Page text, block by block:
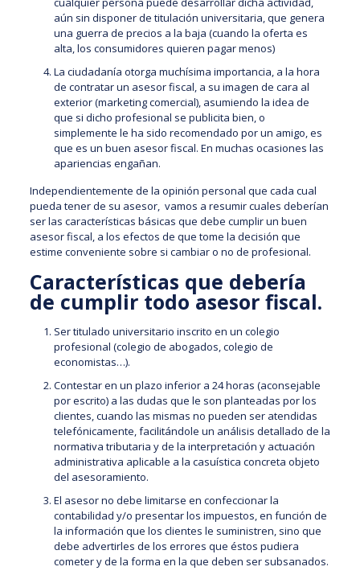
aún sin disponer de titulación universitaria, que genera
una guerra de precios a la baja (cuando la oferta es
alta, los consumidores quieren pagar menos)
La ciudadanía otorga muchísima importancia, a la hora
de contratar un asesor fiscal, a su imagen de cara al
exterior (marketing comercial), asumiendo la idea de
que si dicho profesional se publicita bien, o
simplemente le ha sido recomendado por un amigo, es
que es un buen asesor fiscal. En muchas ocasiones las
apariencias engañan.
Independientemente de la opinión personal que cada cual
pueda tener de su asesor, vamos a resumir cuales deberían
ser las características básicas que debe cumplir un buen
asesor fiscal, a los efectos de que tome la decisión que
estime conveniente sobre si cambiar o no de profesional.
Características que debería
de cumplir todo asesor fiscal.
Ser titulado universitario inscrito en un colegio
profesional (colegio de abogados, colegio de
economistas…).
Contestar en un plazo inferior a 24 horas (aconsejable
por escrito) a las dudas que le son planteadas por los
clientes, cuando las mismas no pueden ser atendidas
telefónicamente, facilitándole un análisis detallado de la
normativa tributaria y de la interpretación y actuación
administrativa aplicable a la casuística concreta objeto
del asesoramiento.
El asesor no debe limitarse en confeccionar la
contabilidad y/o presentar los impuestos, en función de
la información que los clientes le suministren, sino que
debe advertirles de los errores que éstos pudiera
cometer y de la forma en la que deben ser subsanados.